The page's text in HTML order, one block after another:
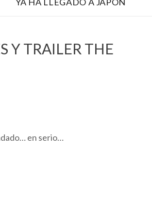
Y TRAILER THE
en serio…